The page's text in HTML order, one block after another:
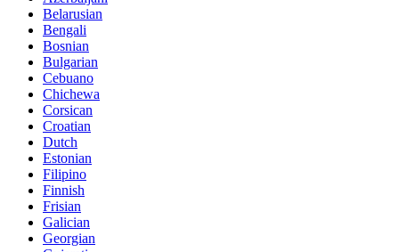
Belarusian
Bengali
Bosnian
Bulgarian
Cebuano
Chichewa
Corsican
Croatian
Dutch
Estonian
Filipino
Finnish
Frisian
Galician
Georgian